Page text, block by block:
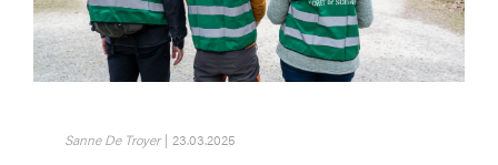
Sanne De Troyer | 23.03.2025